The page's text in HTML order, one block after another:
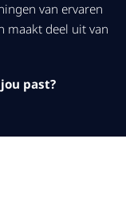
van ervaren
maakt deel uit van
past?